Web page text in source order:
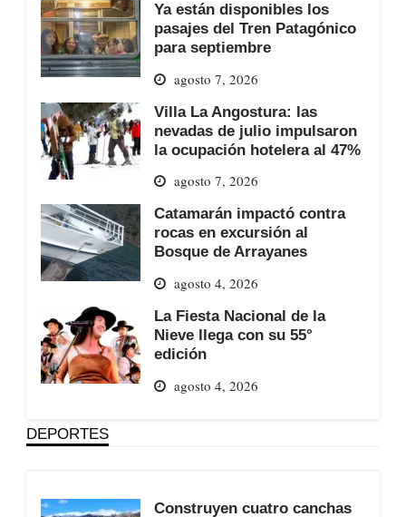
Ya están disponibles los
pasajes del Tren Patagónico
para septiembre
agosto 7, 2026
Villa La Angostura: las
nevadas de julio impulsaron
la ocupación hotelera al 47%
agosto 7, 2026
Catamarán impactó contra
rocas en excursión al
Bosque de Arrayanes
agosto 4, 2026
La Fiesta Nacional de la
Nieve llega con su 55°
edición
agosto 4, 2026
DEPORTES
Construyen cuatro canchas